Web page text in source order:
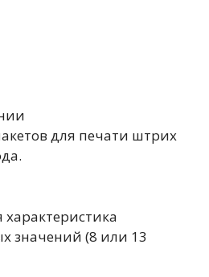
для печати штрих
значений (8 или 13